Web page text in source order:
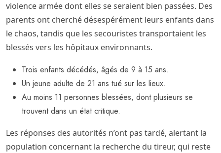
violence armée dont elles se seraient bien passées. Des
parents ont cherché désespérément leurs enfants dans
le chaos, tandis que les secouristes transportaient les
blessés vers les hôpitaux environnants.
Trois enfants décédés, âgés de 9 à 15 ans.
Un jeune adulte de 21 ans tué sur les lieux.
Au moins 11 personnes blessées, dont plusieurs se
trouvent dans un état critique.
Les réponses des autorités n’ont pas tardé, alertant la
population concernant la recherche du tireur, qui reste